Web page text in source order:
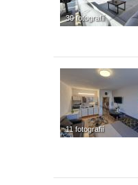
30 fotografií
11 fotografií